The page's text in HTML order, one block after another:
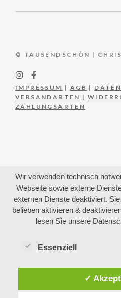
© TAUSENDSCHÖN |
IMPRESSUM | AGB |
VERSANDARTEN |
ZAHLUNGSARTEN
Wir verwenden technisch
Webseite sowie externe
externen Dienste deaktiviert.
belieben aktivieren &
lesen Sie unsere
Essenziell
✓